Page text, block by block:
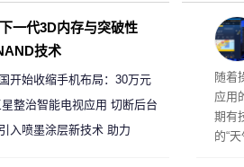
随着
应用
期有
的“
一代3D内存与突破性
技术
开始收缩手机布局：30万元
达标门店 将被逐步清退
星整治智能电视应用 切断后台
宽的违规行为
入喷墨涂层新技术 助力